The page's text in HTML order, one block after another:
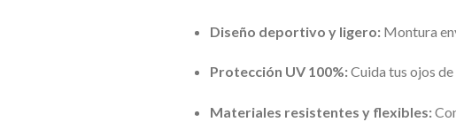
Diseño deportivo y ligero:Montura
Protección UV 100%:Cuida tus ojos de
Materiales resistentes y flexibles: